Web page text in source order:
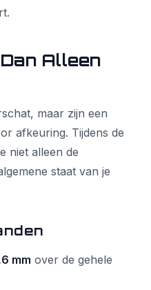
Alleen
maar zijn een
afkeuring. Tijdens de
niet alleen de
staat van je
mm over de gehele